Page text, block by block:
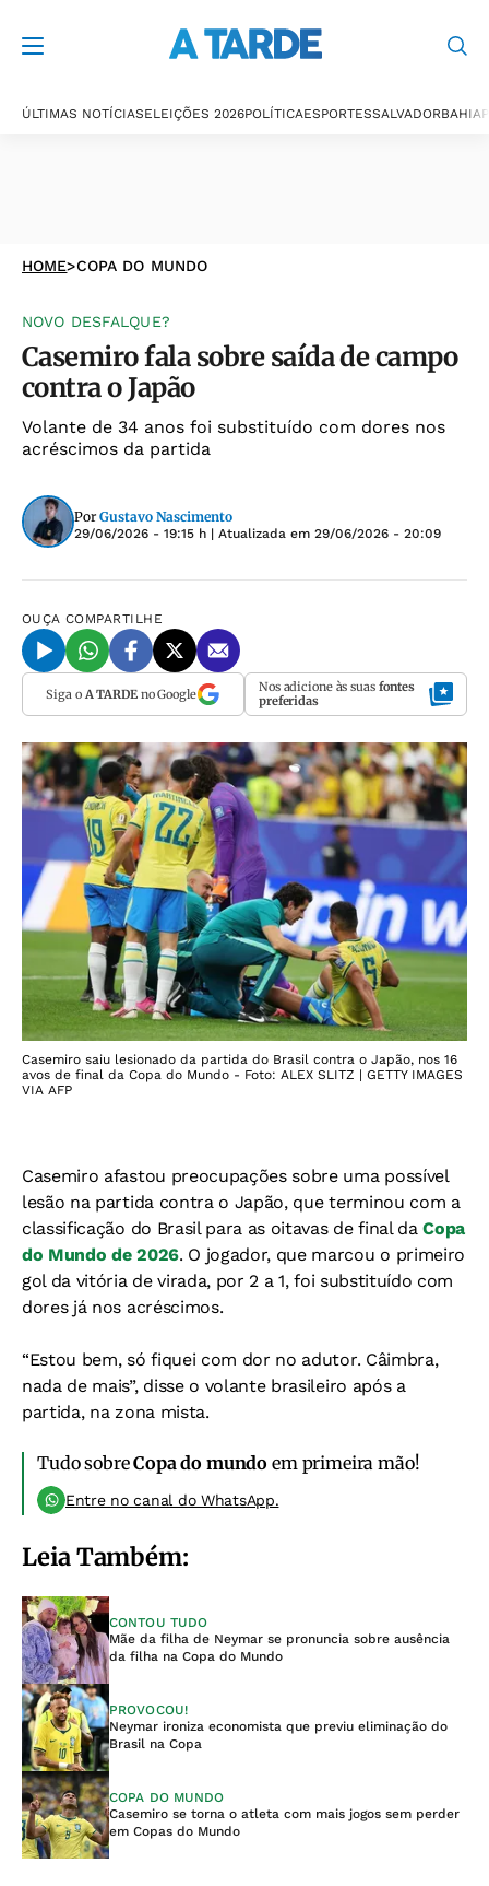
ÚLTIMAS NOTÍCIASELEIÇÕES 2026POLÍTICAESPORTESSALVADORBAHIA
HOME>COPA DO MUNDO
NOVO DESFALQUE?
Casemiro fala sobre saída de campo
contra o Japão
Volante de 34 anos foi substituído com dores nos
acréscimos da partida
Por Gustavo Nascimento
29/06/2026 - 19:15 h | Atualizada em 29/06/2026 - 20:09
OUÇA COMPARTILHE
Siga o A TARDEno Google Nos adicione às suas fontes
preferidas
Casemiro saiu lesionado da partida do Brasil contra o Japão, nos 16
avos de final da Copa do Mundo - Foto: ALEX SLITZ | GETTY IMAGES
VIA AFP
Casemiro afastou preocupações sobre uma possível
lesão na partida contra o Japão, que terminou com a
classificação do Brasil para as oitavas de final daCopa
do Mundo de 2026. O jogador, que marcou o primeiro
gol da vitória de virada, por 2 a 1, foi substituído com
dores já nos acréscimos.
“Estou bem, só fiquei com dor no adutor. Câimbra,
nada de mais”, disse o volante brasileiro após a
partida, na zona mista.
Tudo sobreCopa do mundo em primeira mão!
Entre no canal do WhatsApp.
Leia Também:
CONTOU TUDO
Mãe da filha de Neymar se pronuncia sobre ausência
da filha na Copa do Mundo
PROVOCOU!
Neymar ironiza economista que previu eliminação do
Brasil na Copa
COPA DO MUNDO
Casemiro se torna o atleta com mais jogos sem perder
em Copas do Mundo